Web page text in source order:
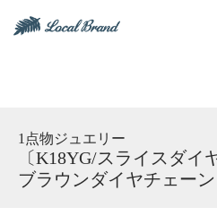
1点物ジュエリー
〔K18YG/スライスダイ
ブラウンダイヤチェー